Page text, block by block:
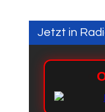
Jetzt in